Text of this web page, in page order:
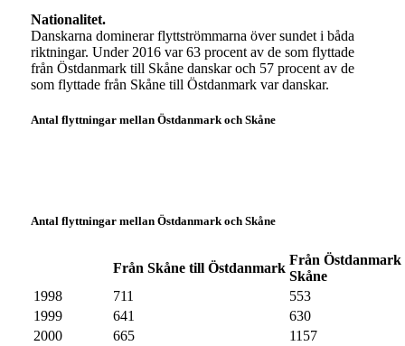
Nationalitet.
Danskarna dominerar flyttströmmarna över sundet i båda
riktningar. Under 2016 var 63 procent av de som flyttade
från Östdanmark till Skåne danskar och 57 procent av de
som flyttade från Skåne till Östdanmark var danskar.
Antal flyttningar mellan Östdanmark och Skåne
Antal flyttningar mellan Östdanmark och Skåne
Från Skåne till Östdanmark
Från Östdanmark
Skåne
1998
711
553
1999
641
630
2000
665
1157